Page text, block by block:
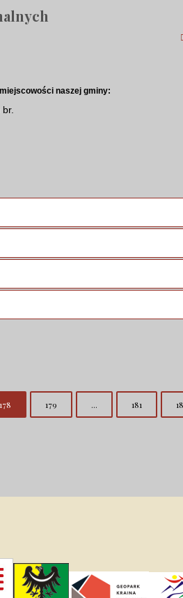
naszej gminy:
178 179 ... 181